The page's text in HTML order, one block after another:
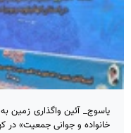
خانواده و جوانی جمعیت» در